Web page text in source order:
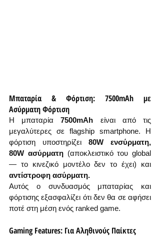
Μπαταρία & Φόρτιση: 7500mAh με
Ασύρματη Φόρτιση
Η μπαταρία 7500mAh είναι από τις
μεγαλύτερες σε flagship smartphone. Η
φόρτιση υποστηρίζει 80W ενσύρματη,
80W ασύρματη (αποκλειστικό του global
αντίστροφη ασύρματη.
Αυτός ο συνδυασμός μπαταρίας και
φόρτισης εξασφαλίζει ότι δεν θα σε αφήσει
ποτέ στη μέση ενός ranked game.
Gaming Features: Για Αληθινούς Παίκτες